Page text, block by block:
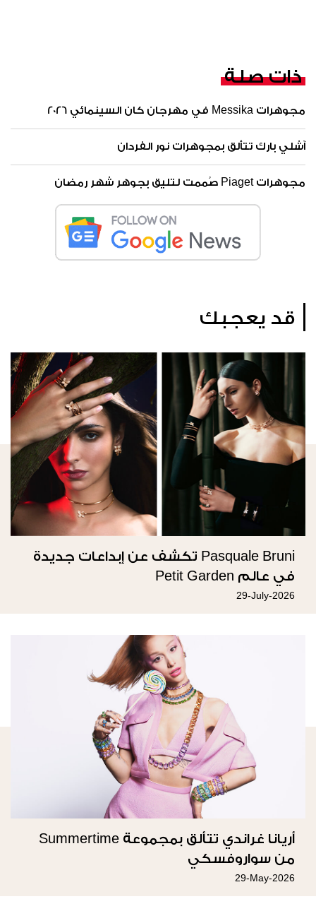
ذات صلة
مجوهرات Messika في مهرجان كان السينمائي 2026
آشلي بارك تتألق بمجوهرات نور الفردان
مجوهرات Piaget صُممت لتليق بجوهر شهر رمضان
قد يعجبك
Pasquale Bruni تكشف عن إبداعات جديدة
في عالم Petit Garden
29-July-2026
أريانا غراندي تتألق بمجموعة Summertime
من سواروفسكي
29-May-2026